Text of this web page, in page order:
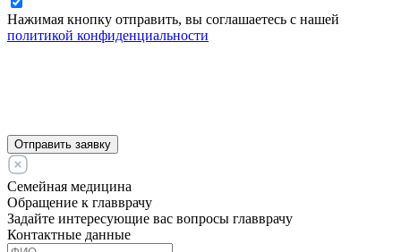
Нажимая кнопку отправить, вы соглашаетесь с нашей
политикой конфиденциальности
Отправить заявку
Семейная медицина
Обращение к главврачу
Задайте интересующие вас вопросы главврачу
Контактные данные